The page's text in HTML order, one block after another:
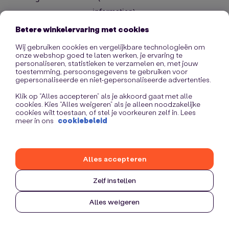
information).
Betere winkelervaring met cookies
Wij gebruiken cookies en vergelijkbare technologieën om
onze webshop goed te laten werken, je ervaring te
personaliseren, statistieken te verzamelen en, met jouw
toestemming, persoonsgegevens te gebruiken voor
gepersonaliseerde en niet-gepersonaliseerde advertenties.
Klik op “Alles accepteren” als je akkoord gaat met alle
cookies. Kies “Alles weigeren” als je alleen noodzakelijke
cookies wilt toestaan, of stel je voorkeuren zelf in. Lees
meer in ons cookiebeleid
Zelf instellen
Alles weigeren
Alles accepteren